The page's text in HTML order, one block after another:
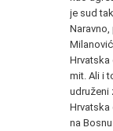
je sud
mit. Ali i
udruženi
Hrvatska
na